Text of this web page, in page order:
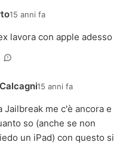
15 anni fa
lavora con apple adesso
15 anni fa
Jailbreak me c'è ancora e
so (anche se non
un iPad) con questo si